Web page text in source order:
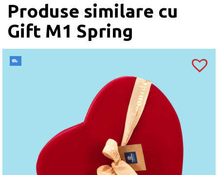
Produse similare cu
Gift M1 Spring